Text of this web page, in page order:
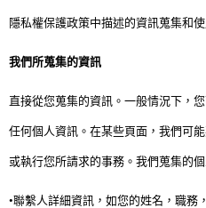
隱私權保護政策中描述的資訊蒐集和使
我們所蒐集的資訊
直接從您蒐集的資訊。一般情況下，
任何個人資訊。在某些頁面，我們可
或執行您所請求的事務。我們蒐集的
•聯繫人詳細資訊，如您的姓名，職務